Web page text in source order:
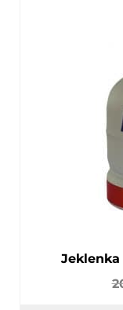
Jeklenka